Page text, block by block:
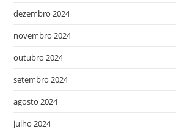
dezembro 2024
novembro 2024
outubro 2024
setembro 2024
agosto 2024
julho 2024